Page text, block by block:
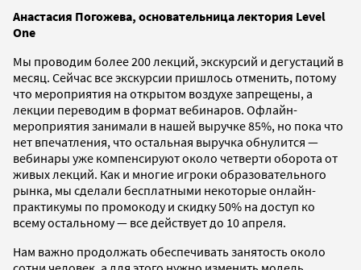
Анастасия Погожева, основательница лектория Level
One
Мы проводим более 200 лекций, экскурсий и дегустаций в
месяц. Сейчас все экскурсии пришлось отменить, потому
что мероприятия на открытом воздухе запрещены, а
лекции переводим в формат вебинаров. Офлайн-
мероприятия занимали в нашей выручке 85%, но пока что
нет впечатления, что остальная выручка обнулится —
вебинары уже компенсируют около четверти оборота от
живых лекций. Как и многие игроки образовательного
рынка, мы сделали бесплатными некоторые онлайн-
практикумы по промокоду и скидку 50% на доступ ко
всему остальному — все действует до 10 апреля.
Нам важно продолжать обеспечивать занятость около